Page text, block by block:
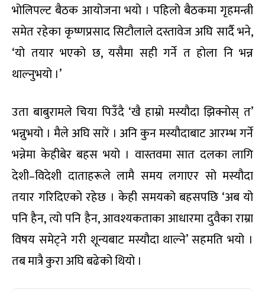
भोलिपल्ट बैठक आयोजना भयो । पहिलो बैठकमा गृहमन्त्री
समेत रहेका कृष्णप्रसाद सिटौलाले दस्तावेज अघि सार्दै भने,
‘यो तयार भएको छ, यसैमा सही गर्ने त होला नि भन्न
थाल्नुभयो ।’
उता बाबुरामले चिया पिउँदै ‘खै हाम्रो मस्यौदा झिक्नोस् त’
भन्नुभयो । मैले अघि सारें । अनि कुन मस्यौदाबाट आरम्भ गर्ने
भन्नेमा केहीबेर बहस भयो । वास्तवमा सात दलका लागि
देशी–विदेशी दाताहरूले लामै समय लगाएर सो मस्यौदा
तयार गरिदिएको रहेछ । केही समयको बहसपछि ‘अब यो
पनि हैन, त्यो पनि हैन, आवश्यकताका आधारमा दुवैका राम्रा
विषय समेट्ने गरी शून्यबाट मस्यौदा थाल्ने’ सहमति भयो ।
तब मात्रै कुरा अघि बढेको थियो ।